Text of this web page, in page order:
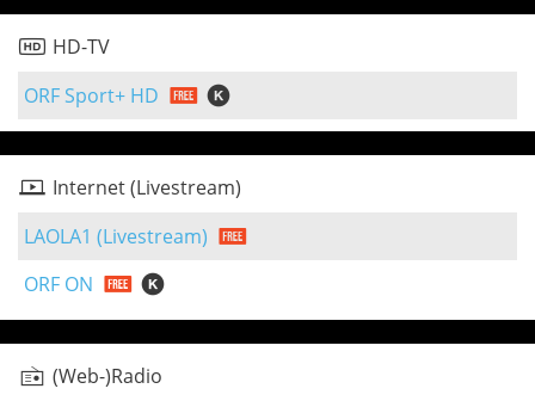
HD-TV
ORF Sport+ HD
Internet (Livestream)
LAOLA1 (Livestream)
ORF ON
(Web-)Radio